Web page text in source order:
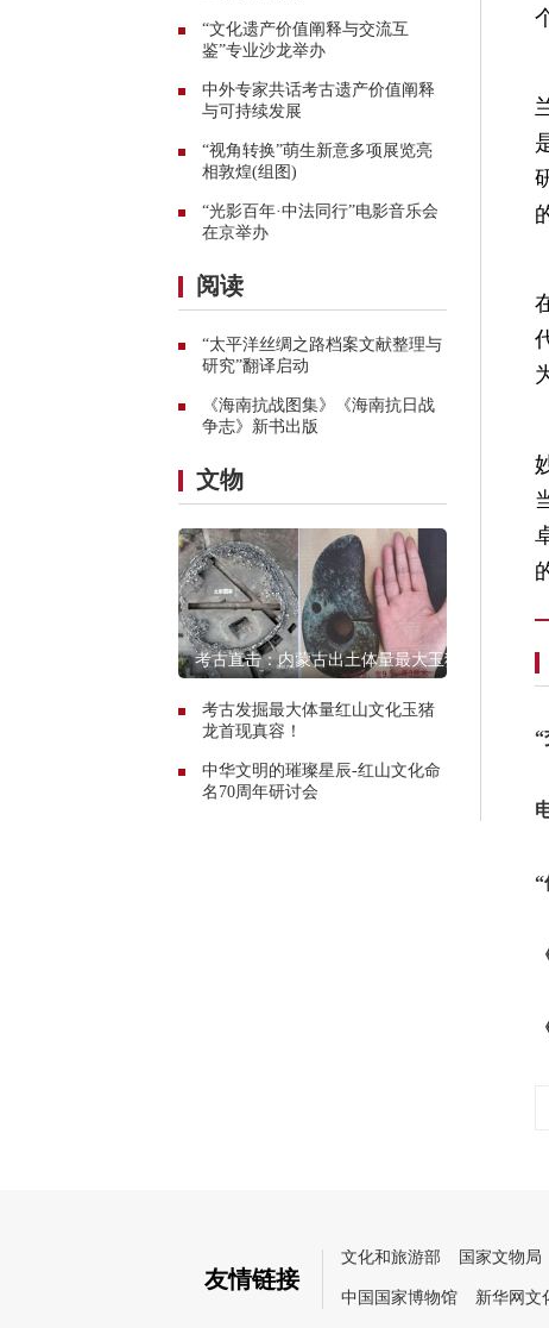
“文化遗产价值阐释与交流互
鉴”专业沙龙举办
中外专家共话考古遗产价值阐释
与可持续发展
“视角转换”萌生新意多项展览亮
相敦煌(组图)
“光影百年·中法同行”电影音乐会
在京举办
阅读
“太平洋丝绸之路档案文献整理与
研究”翻译启动
《海南抗战图集》《海南抗日战
争志》新书出版
文物
考古直击：内蒙古出土体量最大玉猪
考古发掘最大体量红山文化玉猪
龙首现真容！
中华文明的璀璨星辰-红山文化命
名70周年研讨会
“
“
友情链接
文化和旅游部 国家文物局
中国国家博物馆 新华网文